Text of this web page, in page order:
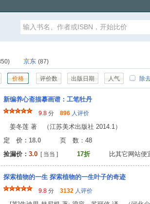
京东 (87)
价格 评价数 出版日期 人气 除
新编养心斋描摹画谱：工笔牡丹
9.8 分 896 人评价
姜冬莲 著 （江苏美术出版社 2014.1）
定 价：18.0 页 数：48
捡漏价： 3.0 [ 当当 ] 17折 比其它网站便
探索植物的一生 探索植物的一生叶子的奇迹
9.8 分 3132 人评价